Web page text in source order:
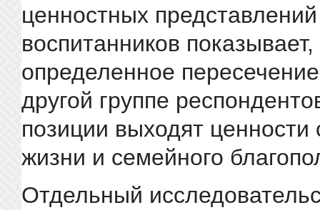
ценностных
воспитанников
определенное
другой группе
позиции выходят ценности
жизни и семейного
Отдельный